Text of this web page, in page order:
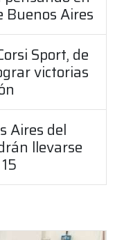
Buenos Aires
Sport, de
victorias
Aires del
llevarse